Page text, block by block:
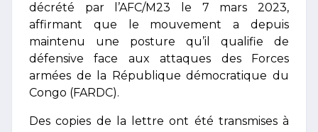
décrété par l’AFC/M23 le 7 mars 2023,
affirmant que le mouvement a depuis
maintenu une posture qu’il qualifie de
défensive face aux attaques des Forces
armées de la République démocratique du
Congo (FARDC).
Des copies de la lettre ont été transmises à